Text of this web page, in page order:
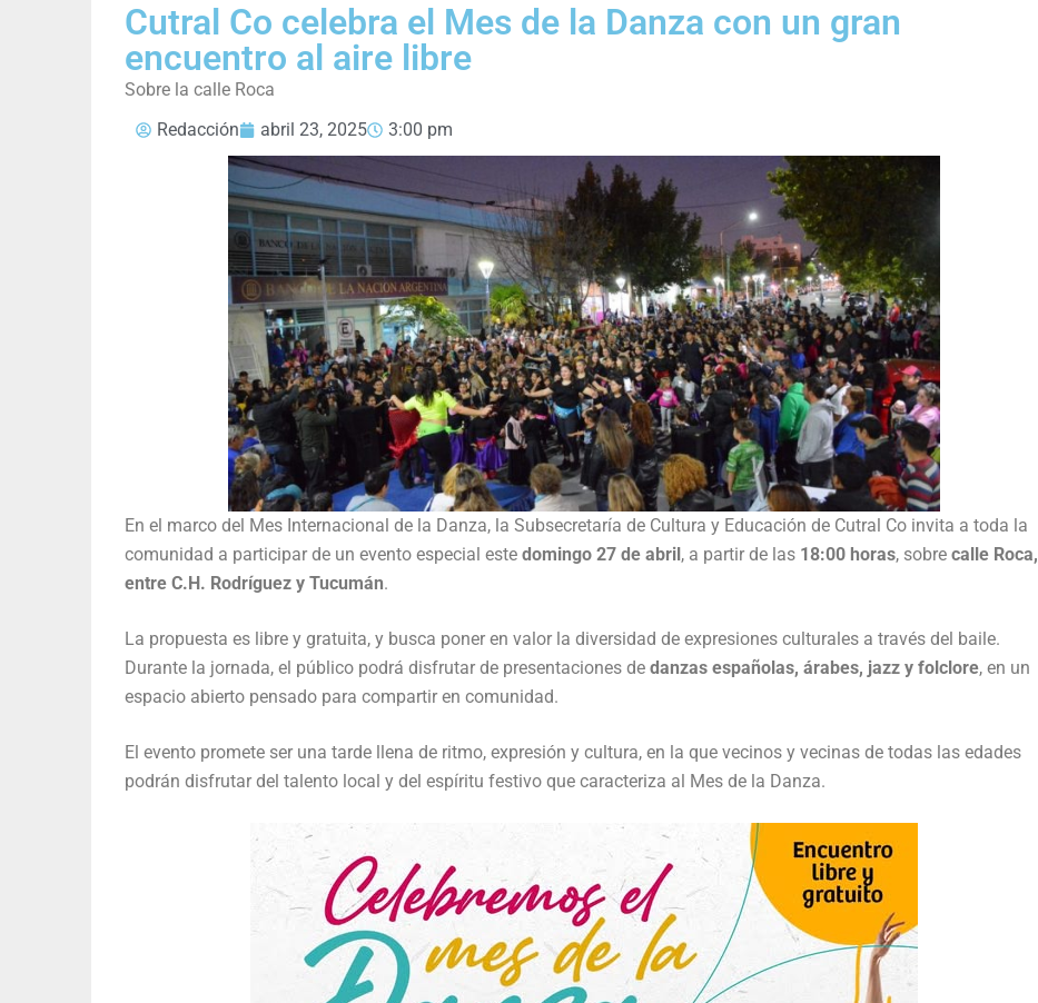
Cutral Co celebra el Mes de la Danza con un gran
encuentro al aire libre
Sobre la calle Roca
Redacción
abril 23, 2025 3:00 pm
En el marco del Mes Internacional de la Danza, la Subsecretaría de Cultura y Educación de Cutral Co invita a toda la
comunidad a participar de un evento especial este domingo 27 de abril , a partir de las 18:00 horas, sobre calle Roca,
entre C.H. Rodríguez y Tucumán.
La propuesta es libre y gratuita, y busca poner en valor la diversidad de expresiones culturales a través del baile.
Durante la jornada, el público podrá disfrutar de presentaciones de danzas españolas, árabes, jazz y folclore, en un
espacio abierto pensado para compartir en comunidad.
El evento promete ser una tarde llena de ritmo, expresión y cultura, en la que vecinos y vecinas de todas las edades
podrán disfrutar del talento local y del espíritu festivo que caracteriza al Mes de la Danza.